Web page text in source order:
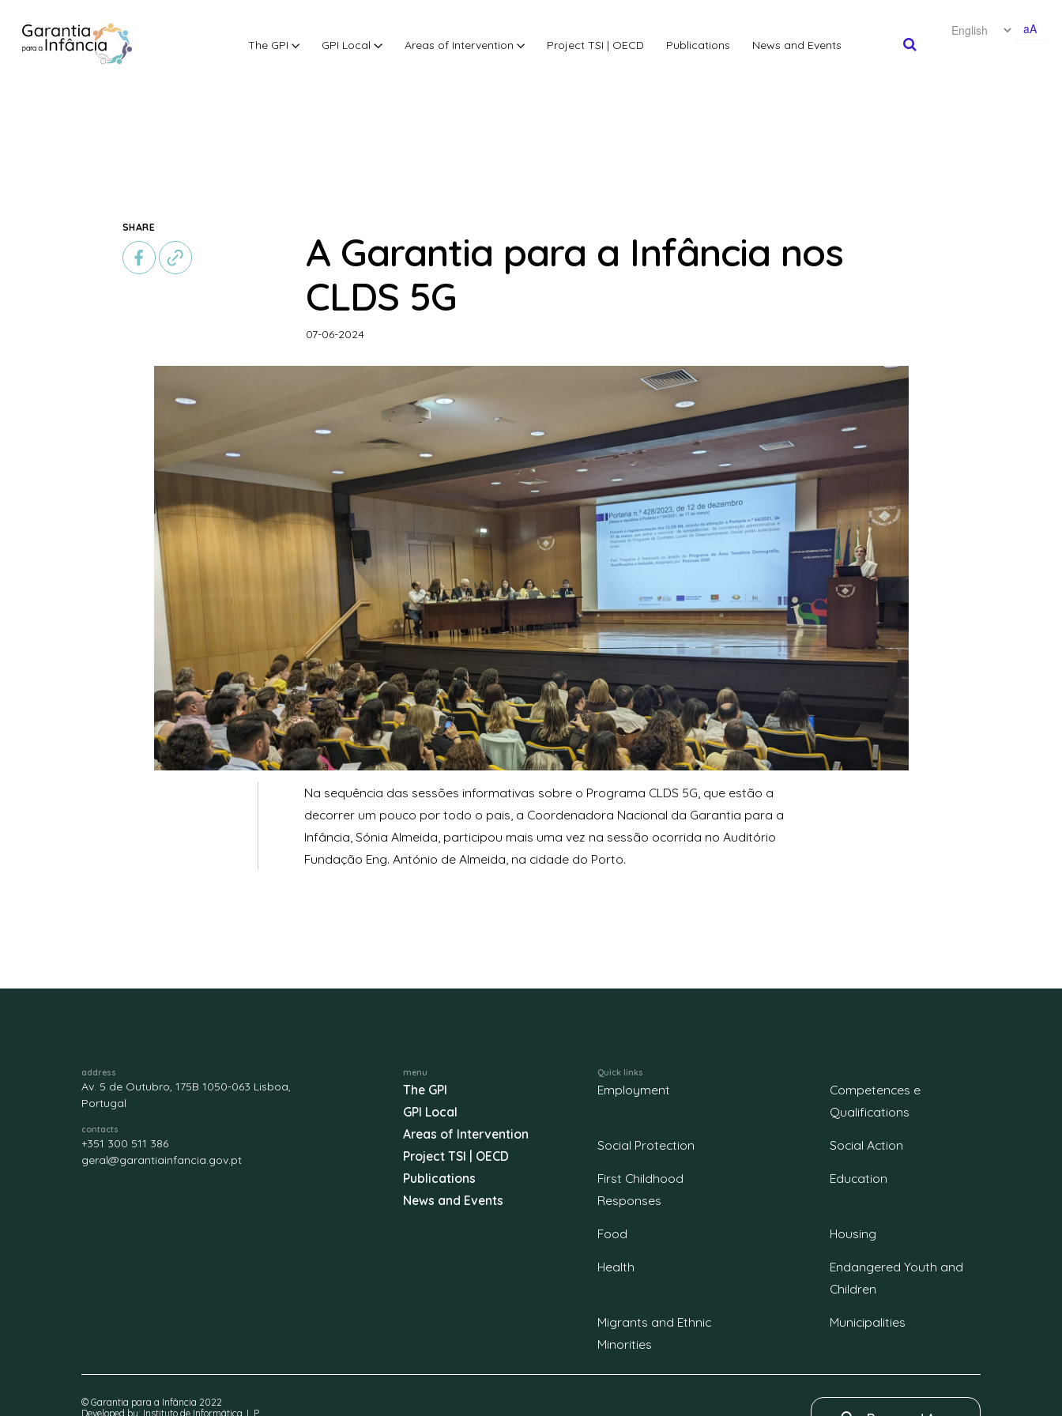
The GPI GPI Local Areas of Intervention Project TSI | OECD Publications News and Events
aA
SHARE
A Garantia para a Infância nos
CLDS 5G
07-06-2024
Na sequência das sessões informativas sobre o Programa CLDS 5G, que estão a
decorrer um pouco por todo o pais, a Coordenadora Nacional da Garantia para a
Infância, Sónia Almeida, participou mais uma vez na sessão ocorrida no Auditório
Fundação Eng. António de Almeida, na cidade do Porto.
address
Av. 5 de Outubro, 175B 1050-063 Lisboa,
Portugal
contacts
+351 300 511 386
geral@garantiainfancia.gov.pt
menu
The GPI
GPI Local
Areas of Intervention
Project TSI | OECD
Publications
News and Events
Quick links
Employment
Competences e
Qualifications
Social Protection Social Action
First Childhood
Responses
Education
Food Housing
Health
Endangered Youth and
Children
Migrants and Ethnic
Minorities
Municipalities
© Garantia para a Infância 2022
Developed by: Instituto de Informática, I. P.